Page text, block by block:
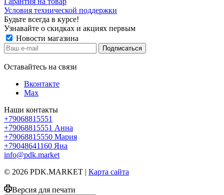
Условия технической поддержки
Будьте всегда в курсе!
Узнавайте о скидках и акциях первым
Новости магазина
Оставайтесь на связи
Вконтакте
Max
Наши контакты
+79068815551
+79068815551 Анна
+79068815550 Мария
+79048641160 Яна
info@pdk.market
© 2026 PDK.MARKET | Карта сайта
Версия для печати